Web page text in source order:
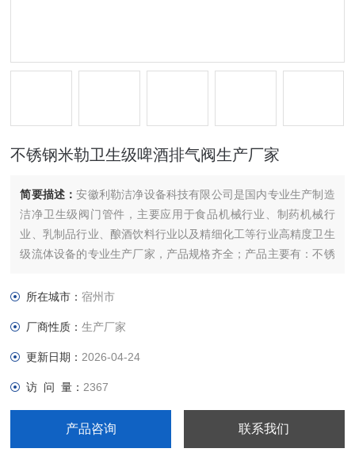
不锈钢米勒卫生级啤酒排气阀生产厂家
简要描述：安徽利勒洁净设备科技有限公司是国内专业生产制造
洁净卫生级阀门管件，主要应用于食品机械行业、制药机械行
业、乳制品行业、酿酒饮料行业以及精细化工等行业高精度卫生
级流体设备的专业生产厂家，产品规格齐全；产品主要有：不锈
法兰，真空管件，真空弯头，真空三通，真空大小头，ISO法
所在城市：宿州市
厂商性质：生产厂家
更新日期： 2026-04-24
访 问 量： 2367
产品咨询 联系我们